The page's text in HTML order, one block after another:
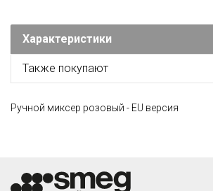
Характеристики
Также покупают
Ручной миксер розовый - EU версия